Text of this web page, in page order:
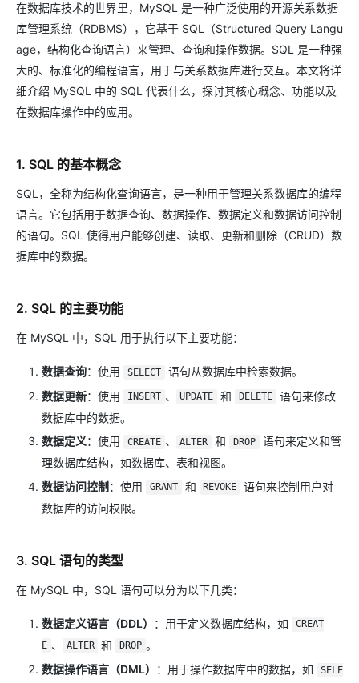
在数据库技术的世界里，MySQL 是一种广泛使用的开源关系数据
库管理系统（RDBMS），它基于 SQL（Structured Query Langu
age，结构化查询语言）来管理、查询和操作数据。SQL 是一种强
大的、标准化的编程语言，用于与关系数据库进行交互。本文将详
细介绍 MySQL 中的 SQL 代表什么，探讨其核心概念、功能以及
在数据库操作中的应用。
1. SQL 的基本概念
SQL，全称为结构化查询语言，是一种用于管理关系数据库的编程
语言。它包括用于数据查询、数据操作、数据定义和数据访问控制
的语句。SQL 使得用户能够创建、读取、更新和删除（CRUD）数
据库中的数据。
2. SQL 的主要功能
在 MySQL 中，SQL 用于执行以下主要功能：
数据查询：使用 SELECT
语句从数据库中检索数据。
数据更新：使用 INSERT 、 UPDATE 和 DELETE
语句来修改
数据库中的数据。
数据定义：使用 CREATE 、 ALTER 和 DROP
语句来定义和管
理数据库结构，如数据库、表和视图。
数据访问控制 ：使用 GRANT 和 REVOKE
语句来控制用户对
数据库的访问权限。
3. SQL 语句的类型
在 MySQL 中，SQL 语句可以分为以下几类：
数据定义语言（DDL） ：用于定义数据库结构，如
CREAT
E 、 ALTER 和 DROP 。
数据操作语言（DML）
：用于操作数据库中的数据，如
SELE